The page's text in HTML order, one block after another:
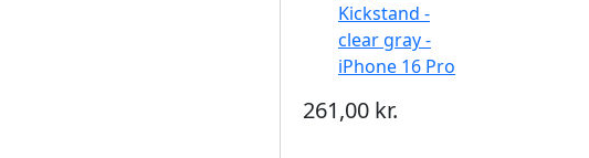
Kickstand -
clear gray -
iPhone 16 Pro
261,00 kr.